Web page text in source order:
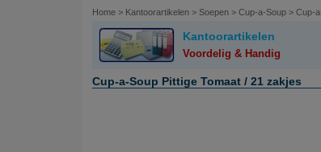
Home > Kantoorartikelen > Soepen > Cup-a-Soup > Cup-
Kantoorartikelen
Voordelig & Handig
Cup-a-Soup Pittige Tomaat / 21 zakjes